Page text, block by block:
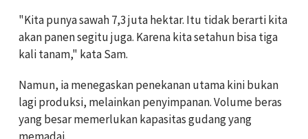
"Kita punya sawah 7,3 juta hektar. Itu tidak berarti kita
akan panen segitu juga. Karena kita setahun bisa tiga
kali tanam," kata Sam.
Namun, ia menegaskan penekanan utama kini bukan
lagi produksi, melainkan penyimpanan. Volume beras
yang besar memerlukan kapasitas gudang yang
memadai.